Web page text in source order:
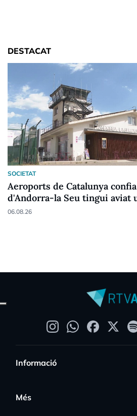
DESTACAT
SOCIETAT
Aeroports de Catalunya
d'Andorra-la Seu tingui aviat
fronterer Schengen
06.08.26
Informació
Més